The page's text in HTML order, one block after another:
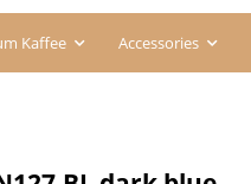
Kaffee Accessories